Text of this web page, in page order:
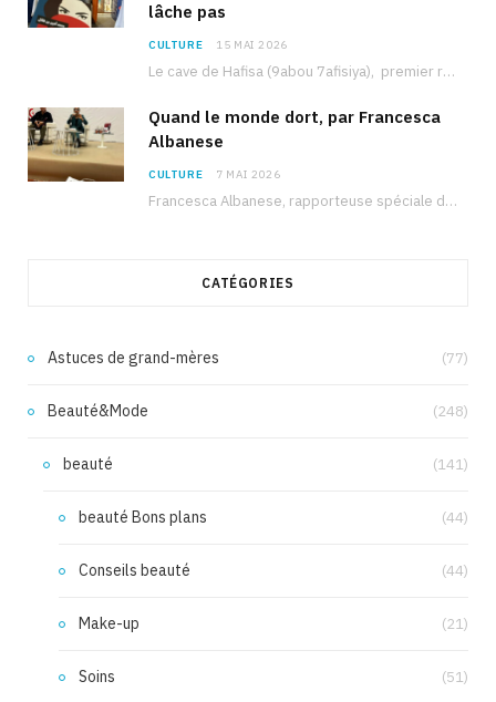
lâche pas
CULTURE 15 MAI 2026
Le cave de Hafisa (9abou 7afisiya), premier roman du journaliste tunisien Mohamed Amine Ben Hlel,…
Quand le monde dort, par Francesca
Albanese
CULTURE 7 MAI 2026
Francesca Albanese, rapporteuse spéciale de l’ONU sur les territoires palestiniens occupés, était à Tunis pour…
CATÉGORIES
Astuces de grand-mères (77)
Beauté&Mode (248)
beauté (141)
beauté Bons plans (44)
Conseils beauté (44)
Make-up (21)
Soins (51)